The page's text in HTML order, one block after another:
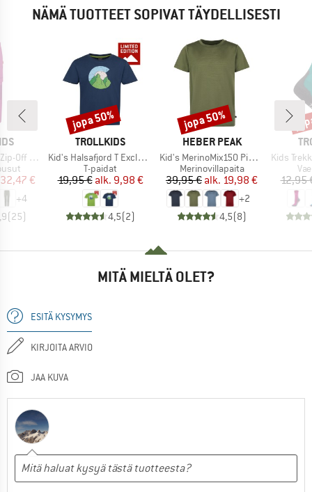
NÄMÄ TUOTTEET SOPIVAT TÄYDELLISESTI
Slim Fit
hinta
32,47 €
+4
(25)
MERKKI
TROLLKIDS
Tuote
Kid's Halsafjord T Exclusive
Tuoteryhmä
T-paidat
Hinta
19,95 € Alennettu hinta
alk. 9,98 €
4,5(2)
Alennus
jopa 50%
MERKKI
HEBER PEAK
Tuote
Kid's MerinoMix150 PineconeHe. II T-Shirt
Tuoteryhmä
Merinovillapaita
Hinta
39,95 € Alennettu hinta
alk. 19,98 €
+2
4,5(8)
Alennus
jopa 50%
Tuote
Kids Trekking
12,95
MITÄ MIELTÄ OLET?
ESITÄ KYSYMYS
KIRJOITA ARVIO
JAA KUVA